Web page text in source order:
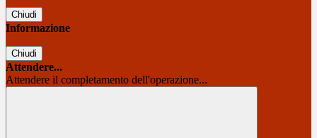
Chiudi
Informazione
Chiudi
Attendere...
Attendere il completamento dell'operazione...